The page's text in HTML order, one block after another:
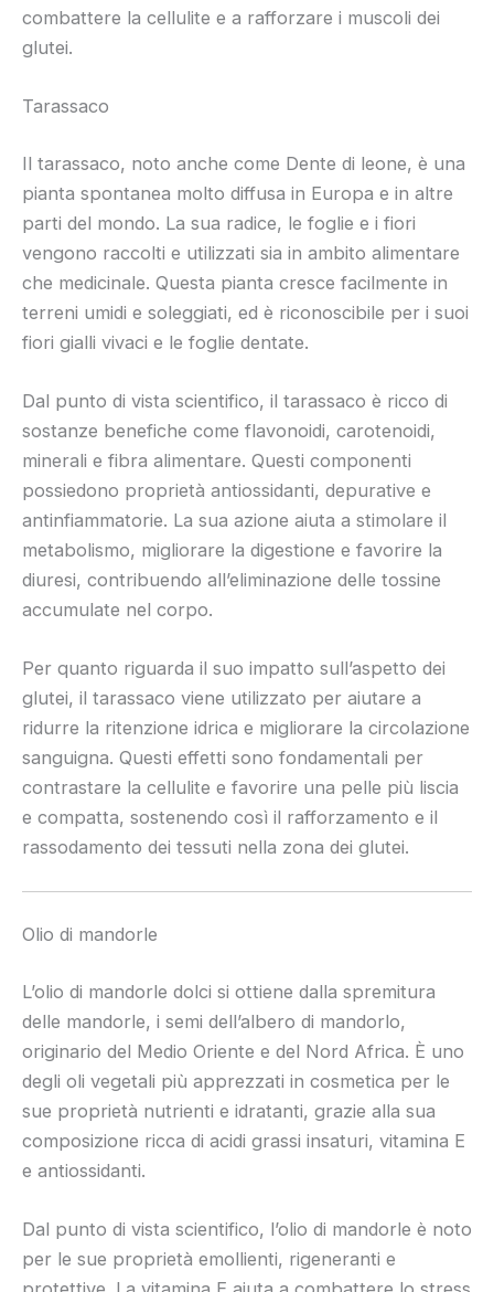
combattere la cellulite e a rafforzare i muscoli dei
glutei.
Tarassaco
Il tarassaco, noto anche come Dente di leone, è una
pianta spontanea molto diffusa in Europa e in altre
parti del mondo. La sua radice, le foglie e i fiori
vengono raccolti e utilizzati sia in ambito alimentare
che medicinale. Questa pianta cresce facilmente in
terreni umidi e soleggiati, ed è riconoscibile per i suoi
fiori gialli vivaci e le foglie dentate.
Dal punto di vista scientifico, il tarassaco è ricco di
sostanze benefiche come flavonoidi, carotenoidi,
minerali e fibra alimentare. Questi componenti
possiedono proprietà antiossidanti, depurative e
antinfiammatorie. La sua azione aiuta a stimolare il
metabolismo, migliorare la digestione e favorire la
diuresi, contribuendo all’eliminazione delle tossine
accumulate nel corpo.
Per quanto riguarda il suo impatto sull’aspetto dei
glutei, il tarassaco viene utilizzato per aiutare a
ridurre la ritenzione idrica e migliorare la circolazione
sanguigna. Questi effetti sono fondamentali per
contrastare la cellulite e favorire una pelle più liscia
e compatta, sostenendo così il rafforzamento e il
rassodamento dei tessuti nella zona dei glutei.
Olio di mandorle
L’olio di mandorle dolci si ottiene dalla spremitura
delle mandorle, i semi dell’albero di mandorlo,
originario del Medio Oriente e del Nord Africa. È uno
degli oli vegetali più apprezzati in cosmetica per le
sue proprietà nutrienti e idratanti, grazie alla sua
composizione ricca di acidi grassi insaturi, vitamina E
e antiossidanti.
Dal punto di vista scientifico, l’olio di mandorle è noto
per le sue proprietà emollienti, rigeneranti e